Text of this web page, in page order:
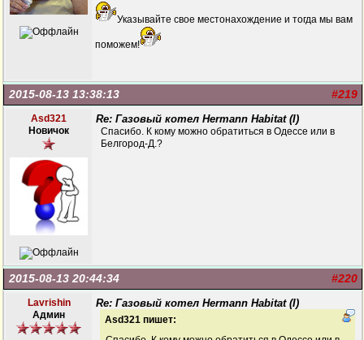
Указывайте свое местонахождение и тогда мы вам
поможем!
#219
2015-08-13 13:38:13
Asd321
Новичок
Re: Газовый котел Hermann Habitat (I)
Спасибо. К кому можно обратиться в Одессе или в
Белгород-Д.?
#220
2015-08-13 20:44:34
Lavrishin
Админ
Re: Газовый котел Hermann Habitat (I)
Asd321 пишет: